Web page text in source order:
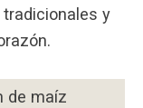
y
de maíz